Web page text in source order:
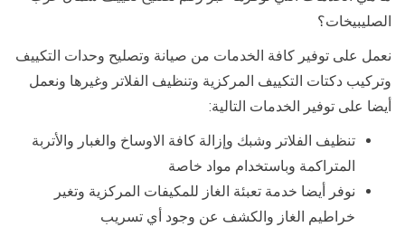
الصليبيخات؟
نعمل على توفير كافة الخدمات من صيانة وتصليح وحدات التكييف
وتركيب دكتات التكييف المركزية وتنظيف الفلاتر وغيرها ونعمل
أيضا على توفير الخدمات التالية:
تنظيف الفلاتر وشبك وإزالة كافة الاوساخ والغبار والأتربة
المتراكمة وباستخدام مواد خاصة
نوفر أيضا خدمة تعبئة الغاز للمكيفات المركزية وتغير
خراطيم الغاز والكشف عن وجود أي تسريب